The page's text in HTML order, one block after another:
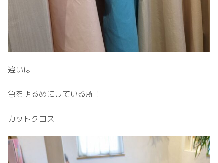
違いは
色を明るめにしている所！
カットクロス